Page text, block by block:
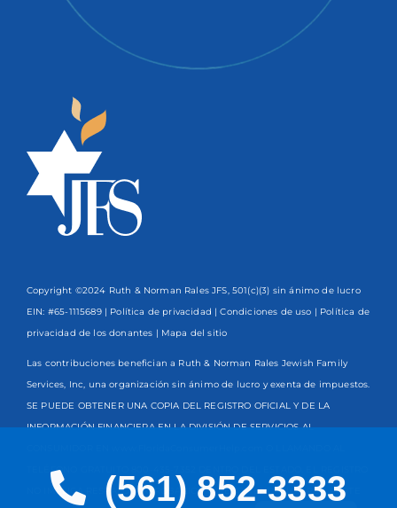
Copyright ©2024 Ruth & Norman Rales JFS, 501(c)(3) sin ánimo de lucro
EIN: #65-1115689 | Política de privacidad |Condiciones de uso | Política de
privacidad de los donantes | Mapa del sitio
Las contribuciones benefician a Ruth & Norman Rales Jewish Family
Services, Inc, una organización sin ánimo de lucro y exenta de impuestos.
SE PUEDE OBTENER UNA COPIA DEL REGISTRO OFICIAL Y DE LA
INFORMACIÓN FINANCIERA EN LA DIVISIÓN DE SERVICIOS AL
TELÉFONO GRATUITO
NO IMPLICA RESPALDO, APROBACIÓN O RECOMENDACIÓN POR PARTE
English
(561) 852-3333